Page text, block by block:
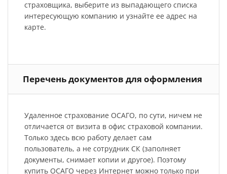
страховщика, выберите из выпадающего списка
интересующую компанию и узнайте ее адрес на
карте.
Перечень документов для оформления
Удаленное страхование ОСАГО, по сути, ничем не
отличается от визита в офис страховой компании.
Только здесь всю работу делает сам
пользователь, а не сотрудник СК (заполняет
документы, снимает копии и другое). Поэтому
купить ОСАГО через Интернет можно только при